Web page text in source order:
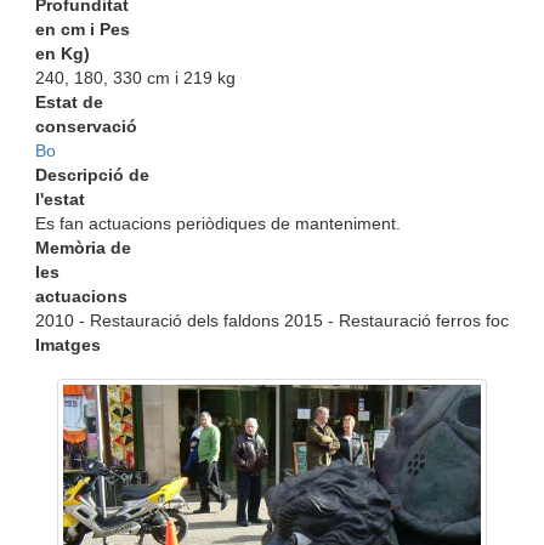
Profunditat
en cm i Pes
en Kg)
240, 180, 330 cm i 219 kg
Estat de
conservació
Bo
Descripció de
l'estat
Es fan actuacions periòdiques de manteniment.
Memòria de
les
actuacions
2010 - Restauració dels faldons 2015 - Restauració ferros foc
Imatges